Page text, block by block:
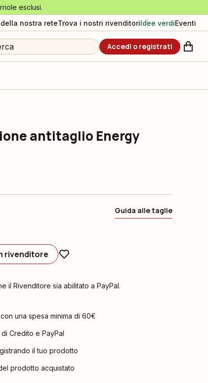
esclusi.
nostra reteTrova i nostri rivenditoriIdee verdiEventi
Accedi o registrati
antitaglio Energy
Guida alle taglie
rivenditore
il Rivenditore sia abilitato a PayPal.
una spesa minima di 60€
Credito e PayPal
il tuo prodotto
prodotto acquistato